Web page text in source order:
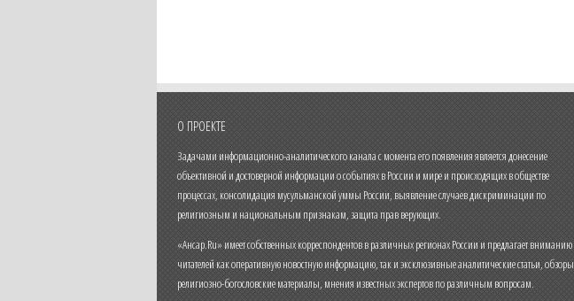
О ПРОЕКТЕ
Задачами информационно-аналитического канала с момента его появления является донесение
объективной и достоверной информации о событиях в России и мире и происходящих в обществе
процессах, консолидация мусульманской уммы России, выявление случаев дискриминации по
религиозным и национальным признакам, защита прав верующих.
«Ансар.Ru» имеет собственных корреспондентов в различных регионах России и предлагает вниманию
читателей как оперативную новостную информацию, так и эксклюзивные аналитические статьи, обзоры,
религиозно-богословские материалы, мнения известных экспертов по различным вопросам.